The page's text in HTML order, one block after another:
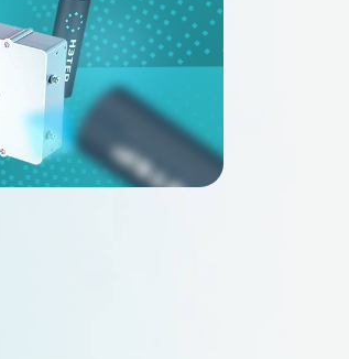
Аккумулятор LiFePO4 163000mAh
163A/244.5A 3.2V
3.2